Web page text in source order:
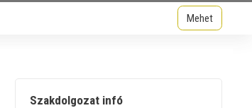
Szakdolgozat infó